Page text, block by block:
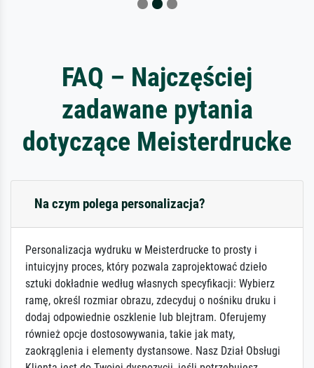
FAQ – Najczęściej
zadawane pytania
dotyczące Meisterdrucke
Na czym polega personalizacja?
Personalizacja wydruku w Meisterdrucke to prosty i
intuicyjny proces, który pozwala zaprojektować dzieło
sztuki dokładnie według własnych specyfikacji: Wybierz
ramę, określ rozmiar obrazu, zdecyduj o nośniku druku i
dodaj odpowiednie oszklenie lub blejtram. Oferujemy
również opcje dostosowywania, takie jak maty,
zaokrąglenia i elementy dystansowe. Nasz Dział Obsługi